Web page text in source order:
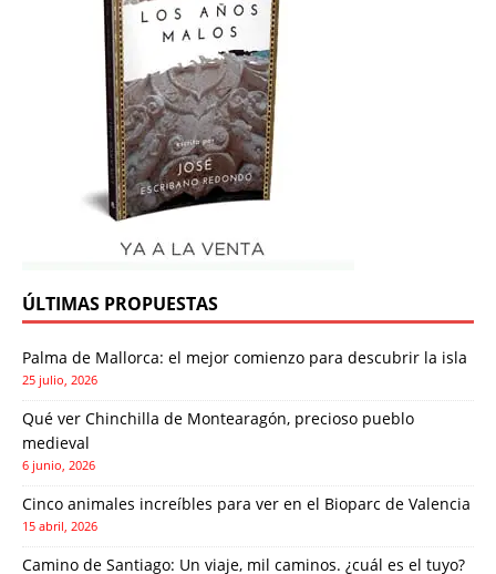
ÚLTIMAS PROPUESTAS
Palma de Mallorca: el mejor comienzo para descubrir la isla
25 julio, 2026
Qué ver Chinchilla de Montearagón, precioso pueblo
medieval
6 junio, 2026
Cinco animales increíbles para ver en el Bioparc de Valencia
15 abril, 2026
Camino de Santiago: Un viaje, mil caminos. ¿cuál es el tuyo?